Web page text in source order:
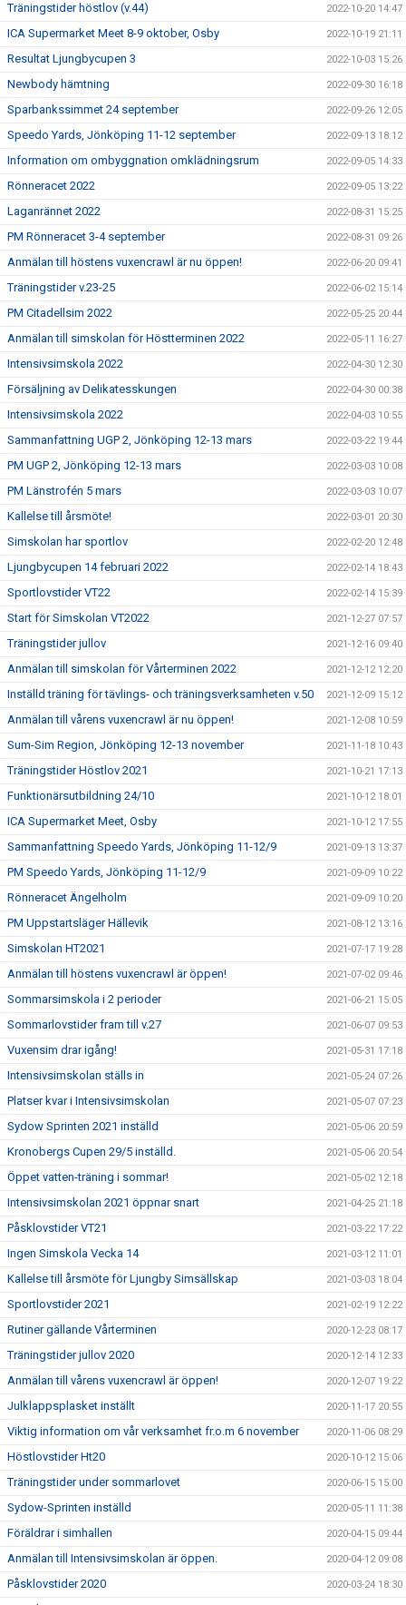
Träningstider höstlov (v.44) 2022-10-20 14:47
ICA Supermarket Meet 8-9 oktober, Osby 2022-10-19 21:11
Resultat Ljungbycupen 3 2022-10-03 15:26
Newbody hämtning 2022-09-30 16:18
Sparbankssimmet 24 september 2022-09-26 12:05
Speedo Yards, Jönköping 11-12 september 2022-09-13 18:12
Information om ombyggnation omklädningsrum 2022-09-05 14:33
Rönneracet 2022 2022-09-05 13:22
Laganrännet 2022 2022-08-31 15:25
PM Rönneracet 3-4 september 2022-08-31 09:26
Anmälan till höstens vuxencrawl är nu öppen! 2022-06-20 09:41
Träningstider v.23-25 2022-06-02 15:14
PM Citadellsim 2022 2022-05-25 20:44
Anmälan till simskolan för Höstterminen 2022 2022-05-11 16:27
Intensivsimskola 2022 2022-04-30 12:30
Försäljning av Delikatesskungen 2022-04-30 00:38
Intensivsimskola 2022 2022-04-03 10:55
Sammanfattning UGP 2, Jönköping 12-13 mars 2022-03-22 19:44
PM UGP 2, Jönköping 12-13 mars 2022-03-03 10:08
PM Länstrofén 5 mars 2022-03-03 10:07
Kallelse till årsmöte! 2022-03-01 20:30
Simskolan har sportlov 2022-02-20 12:48
Ljungbycupen 14 februari 2022 2022-02-14 18:43
Sportlovstider VT22 2022-02-14 15:39
Start för Simskolan VT2022 2021-12-27 07:57
Träningstider jullov 2021-12-16 09:40
Anmälan till simskolan för Vårterminen 2022 2021-12-12 12:20
Inställd träning för tävlings- och träningsverksamheten v.50 2021-12-09 15:12
Anmälan till vårens vuxencrawl är nu öppen! 2021-12-08 10:59
Sum-Sim Region, Jönköping 12-13 november 2021-11-18 10:43
Träningstider Höstlov 2021 2021-10-21 17:13
Funktionärsutbildning 24/10 2021-10-12 18:01
ICA Supermarket Meet, Osby 2021-10-12 17:55
Sammanfattning Speedo Yards, Jönköping 11-12/9 2021-09-13 13:37
PM Speedo Yards, Jönköping 11-12/9 2021-09-09 10:22
Rönneracet Ängelholm 2021-09-09 10:20
PM Uppstartsläger Hällevik 2021-08-12 13:16
Simskolan HT2021 2021-07-17 19:28
Anmälan till höstens vuxencrawl är öppen! 2021-07-02 09:46
Sommarsimskola i 2 perioder 2021-06-21 15:05
Sommarlovstider fram till v.27 2021-06-07 09:53
Vuxensim drar igång! 2021-05-31 17:18
Intensivsimskolan ställs in 2021-05-24 07:26
Platser kvar i Intensivsimskolan 2021-05-07 07:23
Sydow Sprinten 2021 inställd 2021-05-06 20:59
Kronobergs Cupen 29/5 inställd. 2021-05-06 20:54
Öppet vatten-träning i sommar! 2021-05-02 12:18
Intensivsimskolan 2021 öppnar snart 2021-04-25 21:18
Påsklovstider VT21 2021-03-22 17:22
Ingen Simskola Vecka 14 2021-03-12 11:01
Kallelse till årsmöte för Ljungby Simsällskap 2021-03-03 18:04
Sportlovstider 2021 2021-02-19 12:22
Rutiner gällande Vårterminen 2020-12-23 08:17
Träningstider jullov 2020 2020-12-14 12:33
Anmälan till vårens vuxencrawl är öppen! 2020-12-07 19:22
Julklappsplasket inställt 2020-11-17 20:55
Viktig information om vår verksamhet fr.o.m 6 november 2020-11-06 08:29
Höstlovstider Ht20 2020-10-12 15:06
Träningstider under sommarlovet 2020-06-15 15:00
Sydow-Sprinten inställd 2020-05-11 11:38
Föräldrar i simhallen 2020-04-15 09:44
Anmälan till Intensivsimskolan är öppen. 2020-04-12 09:08
Påsklovstider 2020 2020-03-24 18:30